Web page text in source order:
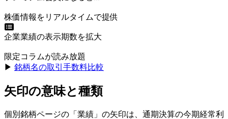
株価情報をリアルタイムで提供
企業業績の表示期数を拡大
限定コラムが読み放題
▶︎ 銘柄名の取引手数料比較
矢印の意味と種類
個別銘柄ページの「業績」の矢印は、通期決算の今期経常利